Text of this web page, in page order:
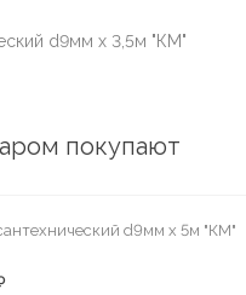
d9мм х 3,5м "КМ"
покупают
d9мм х 5м "КМ"